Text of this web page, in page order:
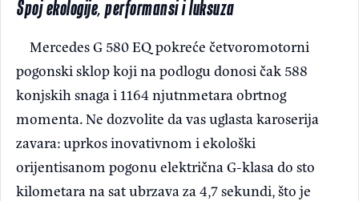
Spoj ekologije, performansi i luksuza
Mercedes G 580 EQ pokreće četvoromotorni
pogonski sklop koji na podlogu donosi čak 588
konjskih snaga i 1164 njutnmetara obrtnog
momenta. Ne dozvolite da vas uglasta karoserija
zavara: uprkos inovativnom i ekološki
orijentisanom pogonu električna G-klasa do sto
kilometara na sat ubrzava za 4,7 sekundi, što je